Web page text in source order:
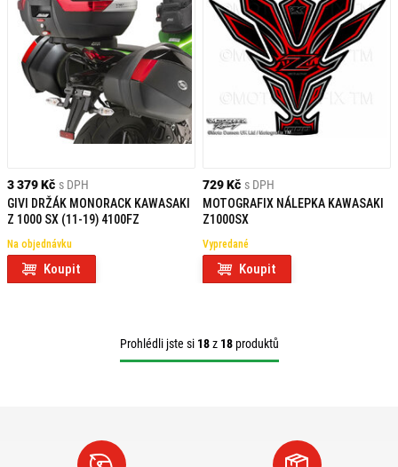
3 379 Kč s DPH
GIVI DRŽÁK MONORACK KAWASAKI
Z 1000 SX (11-19) 4100FZ
Na objednávku
Koupit
729 Kč s DPH
MOTOGRAFIX NÁLEPKA KAWASAKI
Z1000SX
Vypredané
Koupit
Prohlédli jste si 18z 18produktů